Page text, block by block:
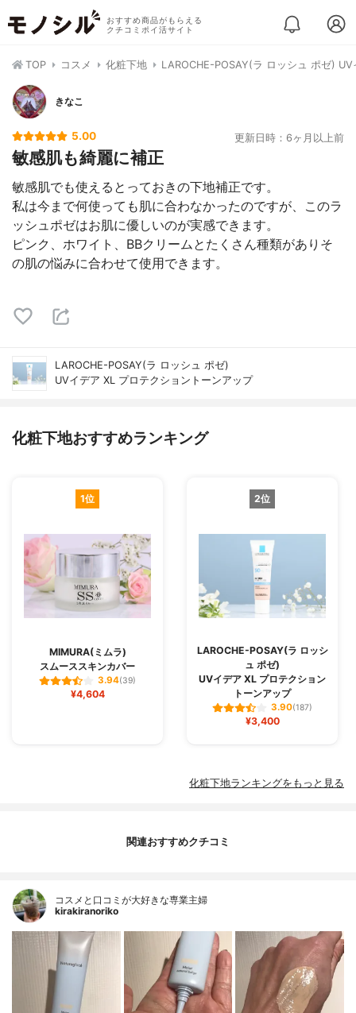
おすすめ商品がもらえる
クチコミポイ活サイト
TOP コスメ 化粧下地 LAROCHE-POSAY(ラ ロッシュ ポゼ)
きなこ
5.00 更新日時：6ヶ月以上前
敏感肌も綺麗に補正
敏感肌でも使えるとっておきの下地補正です。
私は今まで何使っても肌に合わなかったのですが、このラ
ッシュポゼはお肌に優しいのが実感できます。
ピンク、ホワイト、BBクリームとたくさん種類がありそ
の肌の悩みに合わせて使用できます。
LAROCHE-POSAY(ラ ロッシュ ポゼ)
UVイデア XL プロテクショントーンアップ
化粧下地おすすめランキング
1位
MIMURA(ミムラ)
スムーススキンカバー
3.94(39)
¥4,604
2位
LAROCHE-POSAY(ラ ロッシ
ュ ポゼ)
UVイデア XL プロテクション
トーンアップ
3.90(187)
¥3,400
化粧下地ランキングをもっと見る
関連おすすめクチコミ
コスメと口コミが大好きな専業主婦
kirakiranoriko